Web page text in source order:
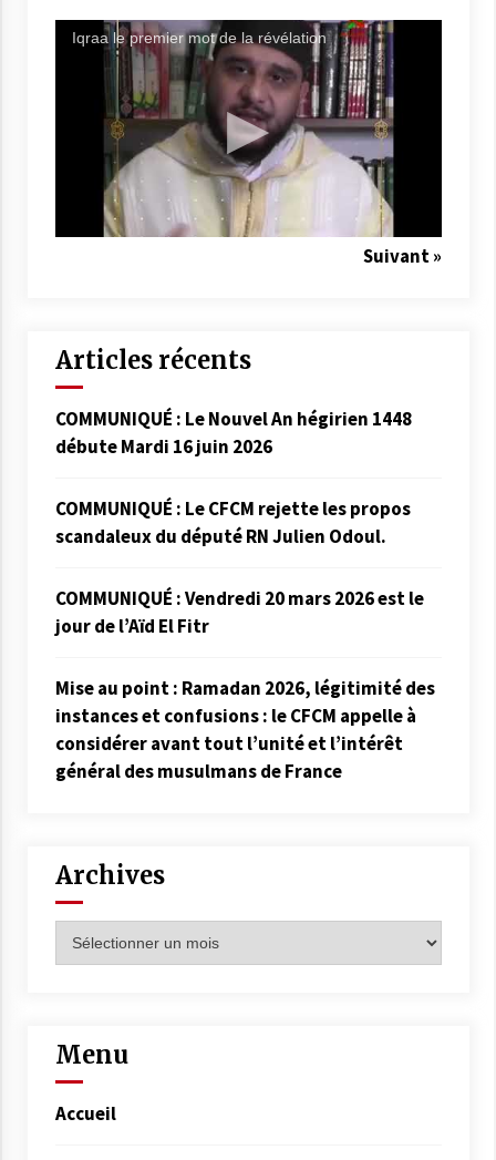
Iqraa le premier mot de la révélation
Suivant »
Articles récents
COMMUNIQUÉ : Le Nouvel An hégirien 1448
débute Mardi 16 juin 2026
COMMUNIQUÉ : Le CFCM rejette les propos
scandaleux du député RN Julien Odoul.
COMMUNIQUÉ : Vendredi 20 mars 2026 est le
jour de l’Aïd El Fitr
Mise au point : Ramadan 2026, légitimité des
instances et confusions : le CFCM appelle à
considérer avant tout l’unité et l’intérêt
général des musulmans de France
Archives
Menu
Accueil